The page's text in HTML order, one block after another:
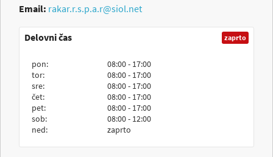
Email: rakar.r.s.p.a.r@siol.net
Delovni čas zaprto
pon:
tor:
sre:
čet:
pet:
sob:
ned:
08:00 - 17:00
08:00 - 17:00
08:00 - 17:00
08:00 - 17:00
08:00 - 17:00
08:00 - 12:00
zaprto